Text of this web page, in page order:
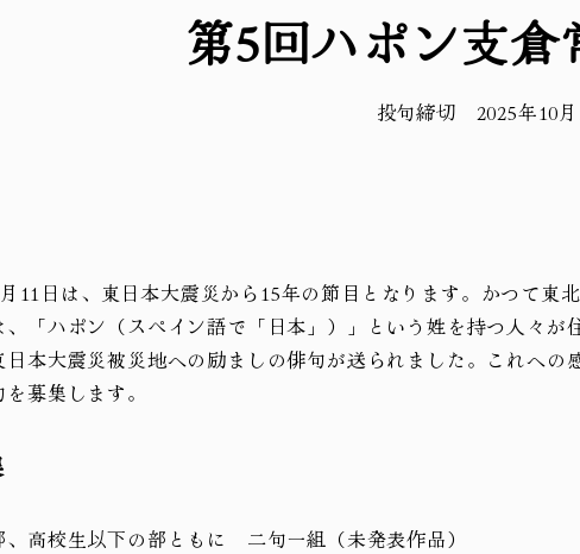
第5回ハポン支倉
投句締切 2025年10月
11日は、東日本大震災から15年の節目となります。かつて東
、「ハポン（スペイン語で「日本」）」という姓を持つ人々
日本大震災被災地への励ましの俳句が送られました。これへ
募集します。
、高校生以下の部ともに 二句一組（未発表作品）